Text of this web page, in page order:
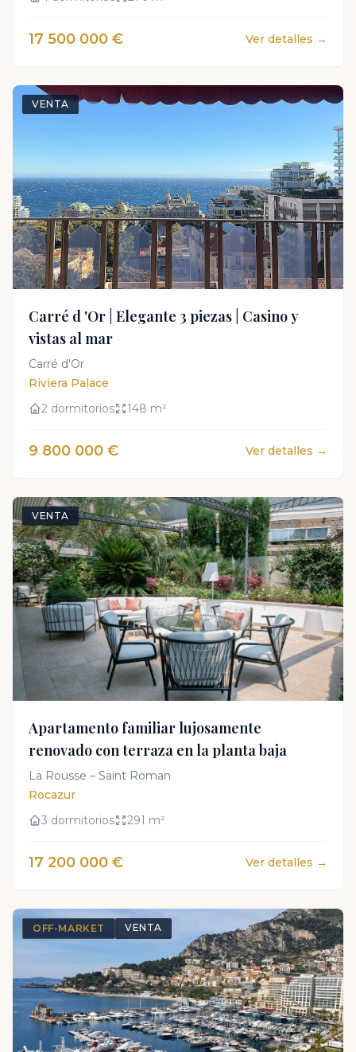
17 500 000 € Ver detalles →
VENTA
Carré d 'Or | Elegante 3 piezas | Casino y
vistas al mar
Carré d'Or
Riviera Palace
2 dormitorios
148 m²
9 800 000 € Ver detalles →
VENTA
Apartamento familiar lujosamente
renovado con terraza en la planta baja
La Rousse – Saint Roman
Rocazur
3 dormitorios
291 m²
17 200 000 € Ver detalles →
OFF-MARKET VENTA